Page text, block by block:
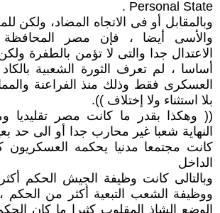
Personal State .
وبالمقابل أو فى الاتجاه المضاد، ولكن
والأسى أيضا ، فإن مصر المحافظة
الاعتدال جدا والتى لا تؤمن بالطفرة ولكن
أساسا ، لم تعرف الثورة الشعبية
العسكرى فقط وذلك منذ الفراعنة
بلا استثناء ولا إختلاف )).
(( وهكذا بقدر ما كانت مصر تقليديا
النهاية شعبا غير محارب جدا أو الى حد
كانت مجتمعا مدنيا يحكمه
الداخل
وبالتالى كانت وظيفة الجيش الحكم
ووظيفة الشعب التبعية أكثر من
الوضع الشاذ المقلوب كثيرا ما كان